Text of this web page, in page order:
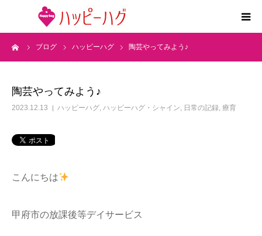
ブログ ハッピーハグ 陶芸やってみよう♪
陶芸やってみよう♪
2023.12.13 ハッピーハグ, ハッピーハグ・シャイン, 日常の記録, 療育
こんにちは
甲府市の放課後等デイサービス
2つの特徴
求人情報
運営会社